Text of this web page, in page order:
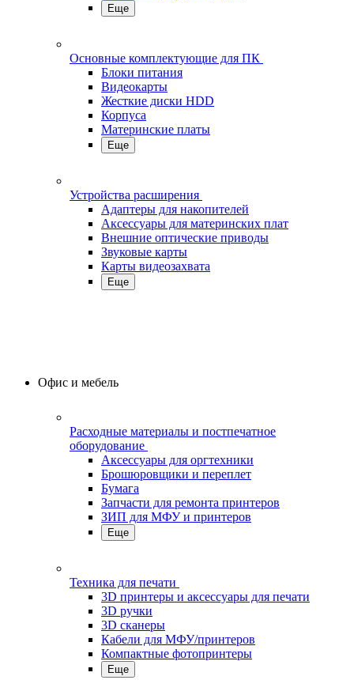
Еще
Основные комплектующие для ПК
Блоки питания
Видеокарты
Жесткие диски HDD
Корпуса
Материнские платы
Еще
Устройства расширения
Адаптеры для накопителей
Аксессуары для материнских плат
Внешние оптические приводы
Звуковые карты
Карты видеозахвата
Еще
Офис и мебель
Расходные материалы и постпечатное
оборудование
Аксессуары для оргтехники
Брошюровщики и переплет
Бумага
Запчасти для ремонта принтеров
ЗИП для МФУ и принтеров
Еще
Техника для печати
3D принтеры и аксессуары для печати
3D ручки
3D сканеры
Кабели для МФУ/принтеров
Компактные фотопринтеры
Еще